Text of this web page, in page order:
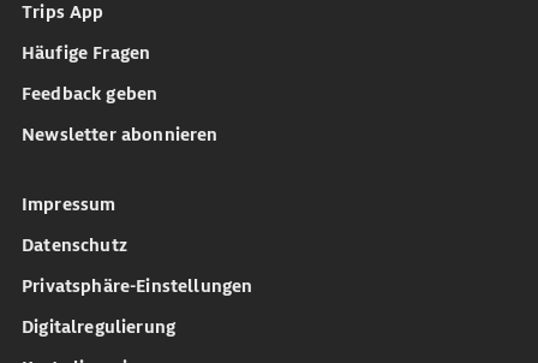
Trips App
Häufige Fragen
Feedback geben
Newsletter abonnieren
Impressum
Datenschutz
Privatsphäre-Einstellungen
Digitalregulierung